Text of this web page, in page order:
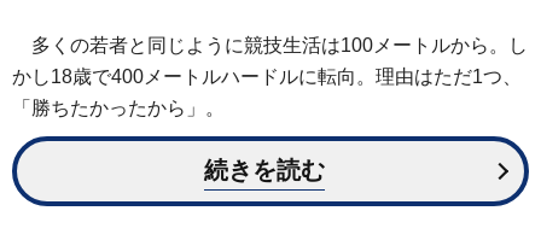
多くの若者と同じように競技生活は100メートルから。し
かし18歳で400メートルハードルに転向。理由はただ1つ、
「勝ちたかったから」。
続きを読む